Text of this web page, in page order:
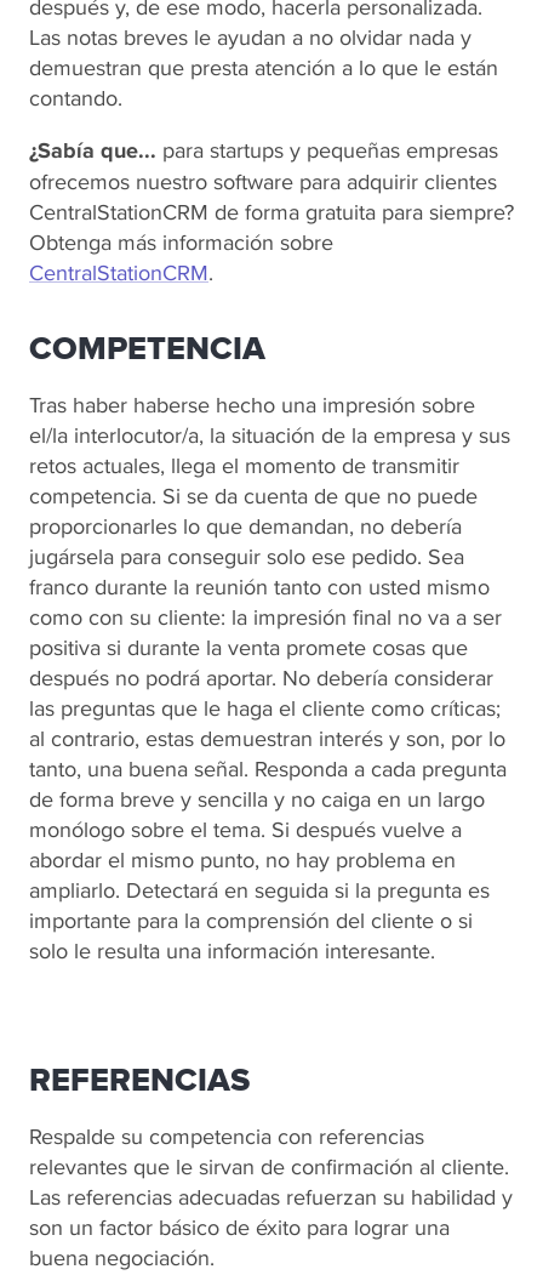
después y, de ese modo, hacerla personalizada.
Las notas breves le ayudan a no olvidar nada y
demuestran que presta atención a lo que le están
contando.
¿Sabía que... para startups y pequeñas empresas
ofrecemos nuestro software para adquirir clientes
CentralStationCRM de forma gratuita para siempre?
Obtenga más información sobre
CentralStationCRM.
COMPETENCIA
Tras haber haberse hecho una impresión sobre
el/la interlocutor/a, la situación de la empresa y sus
retos actuales, llega el momento de transmitir
competencia. Si se da cuenta de que no puede
proporcionarles lo que demandan, no debería
jugársela para conseguir solo ese pedido. Sea
franco durante la reunión tanto con usted mismo
como con su cliente: la impresión final no va a ser
positiva si durante la venta promete cosas que
después no podrá aportar. No debería considerar
las preguntas que le haga el cliente como críticas;
al contrario, estas demuestran interés y son, por lo
tanto, una buena señal. Responda a cada pregunta
de forma breve y sencilla y no caiga en un largo
monólogo sobre el tema. Si después vuelve a
abordar el mismo punto, no hay problema en
ampliarlo. Detectará en seguida si la pregunta es
importante para la comprensión del cliente o si
solo le resulta una información interesante.
REFERENCIAS
Respalde su competencia con referencias
relevantes que le sirvan de confirmación al cliente.
Las referencias adecuadas refuerzan su habilidad y
son un factor básico de éxito para lograr una
buena negociación.